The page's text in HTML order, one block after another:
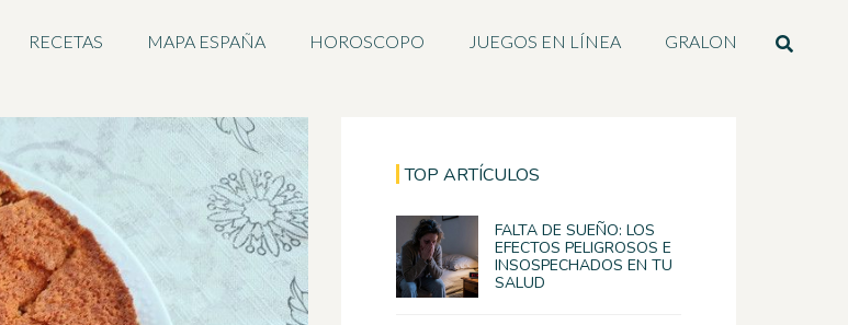
RECETAS MAPA ESPAÑA HOROSCOPO JUEGOS EN LÍNEA GRALON
TOP ARTÍCULOS
FALTA DE SUEÑO: LOS
EFECTOS PELIGROSOS E
INSOSPECHADOS EN TU
SALUD